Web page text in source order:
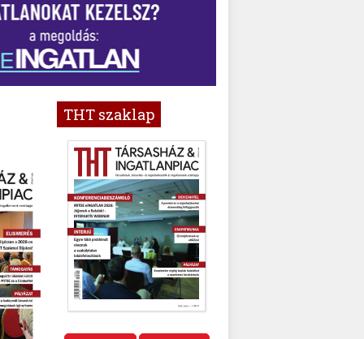
THT szaklap